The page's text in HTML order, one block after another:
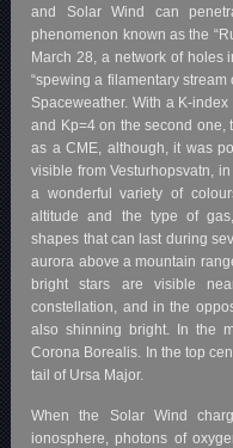
and Solar Wind can
phenomenon known as the
March 28, a network of holes
“spewing a filamentary
Spaceweather. With a K-
and Kp=4 on the second one,
as a CME, although, it was
visible from Vesturhopsvatn,
a wonderful variety of
altitude and the type of
shapes that can last during
aurora above a mountain
bright stars are visible
constellation, and in the
also shinning bright. In the
Corona Borealis. In the top
tail of Ursa Major.
When the Solar Wind
ionosphere, photons of